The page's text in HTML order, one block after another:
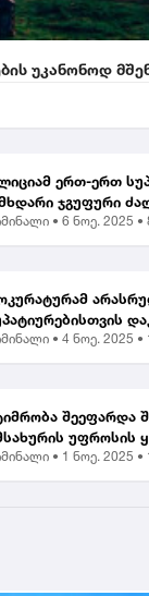
უკანონოდ
ერთ-ერთ
ჯგუფური
და
• 6 ნოე. 2025 •
ბრალი
• 4 ნოე. 2025 •
შეეფარდა
უფროსის
- ვლადიმერ
• 1 ნოე. 2025 •